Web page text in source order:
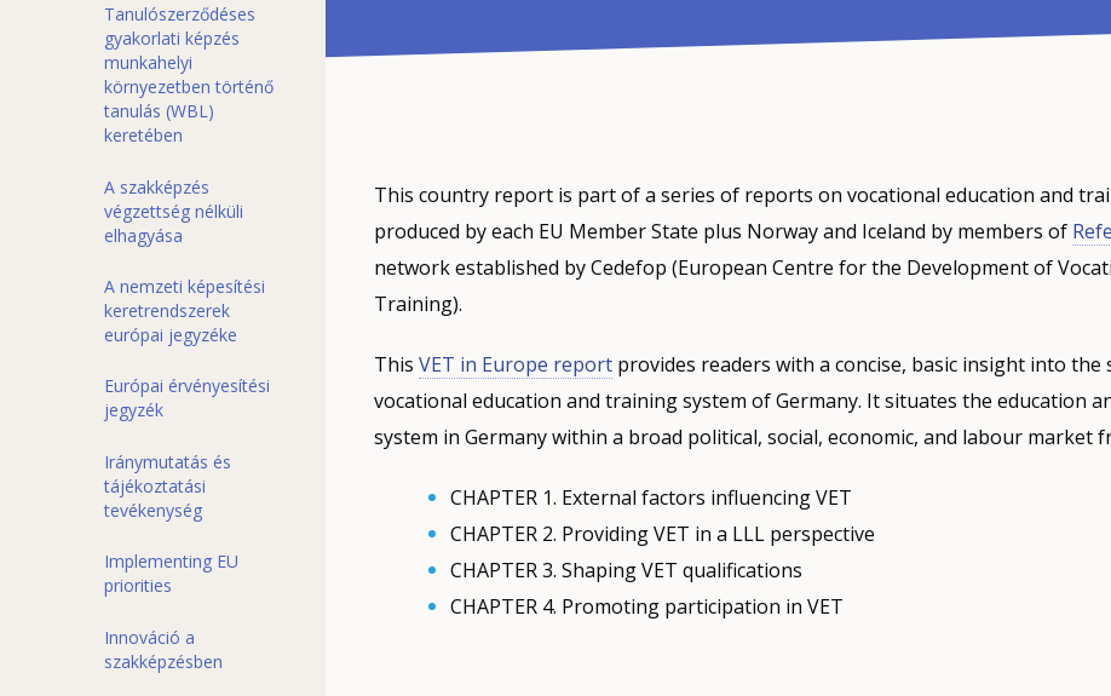
Tanulószerződéses
gyakorlati képzés
munkahelyi
környezetben történő
tanulás (WBL)
keretében
A szakképzés
végzettség nélküli
elhagyása
A nemzeti képesítési
keretrendszerek
európai jegyzéke
Európai érvényesítési
jegyzék
Iránymutatás és
tájékoztatási
tevékenység
Implementing EU
priorities
Innováció a
szakképzésben
This country report is part of a series of reports on vocational education and
produced by each EU Member State plus Norway and Iceland by members of
network established by Cedefop (European Centre for the Development of
Training).
This VET in Europe reportprovides readers with a concise, basic insight into the
vocational education and training system of Germany. It situates the education
system in Germany within a broad political, social, economic, and labour market
CHAPTER 1. External factors influencing VET
CHAPTER 2. Providing VET in a LLL perspective
CHAPTER 3. Shaping VET qualifications
CHAPTER 4. Promoting participation in VET